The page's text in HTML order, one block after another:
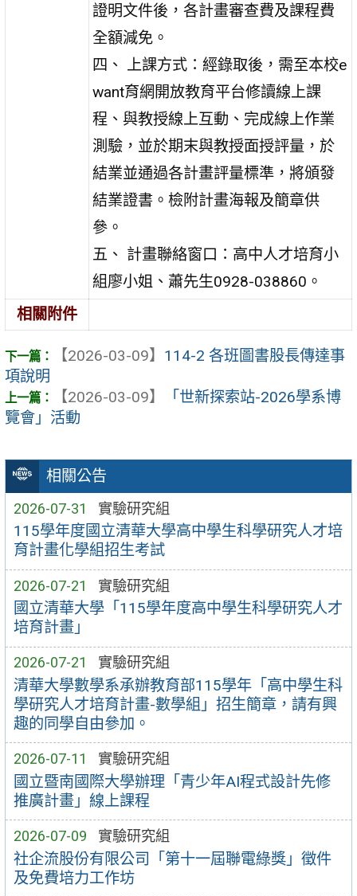
相關公告
2026-07-31 實驗研究組
115學年度國立清華大學高中學生科學研究人才培
育計畫化學組招生考試
2026-07-21 實驗研究組
國立清華大學「115學年度高中學生科學研究人才
培育計畫」
2026-07-21 實驗研究組
清華大學數學系承辦教育部115學年「高中學生科
學研究人才培育計畫-數學組」招生簡章，請有興
趣的同學自由參加。
2026-07-11 實驗研究組
國立暨南國際大學辦理「青少年AI程式設計先修
推廣計畫」線上課程
2026-07-09 實驗研究組
社企流股份有限公司「第十一屆聯電綠獎」徵件
及免費培力工作坊
證明文件後，各計畫審查費及課程費
全額減免。
四、 上課方式：經錄取後，需至本校e
want育網開放教育平台修讀線上課
程、與教授線上互動、完成線上作業
測驗，並於期末與教授面授評量，於
結業並通過各計畫評量標準，將頒發
結業證書。檢附計畫海報及簡章供
參。
五、 計畫聯絡窗口：高中人才培育小
組廖小姐、蕭先生0928-038860。
相關附件
【2026-03-09】 114-2 各班圖書股長傳達事
項說明
【2026-03-09】
「世新探索站-2026學系博
覽會」活動